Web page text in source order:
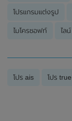
โปรแกรมแต่งรูป
ไมโครซอฟท์ ไลน์
โปร ais โปร true